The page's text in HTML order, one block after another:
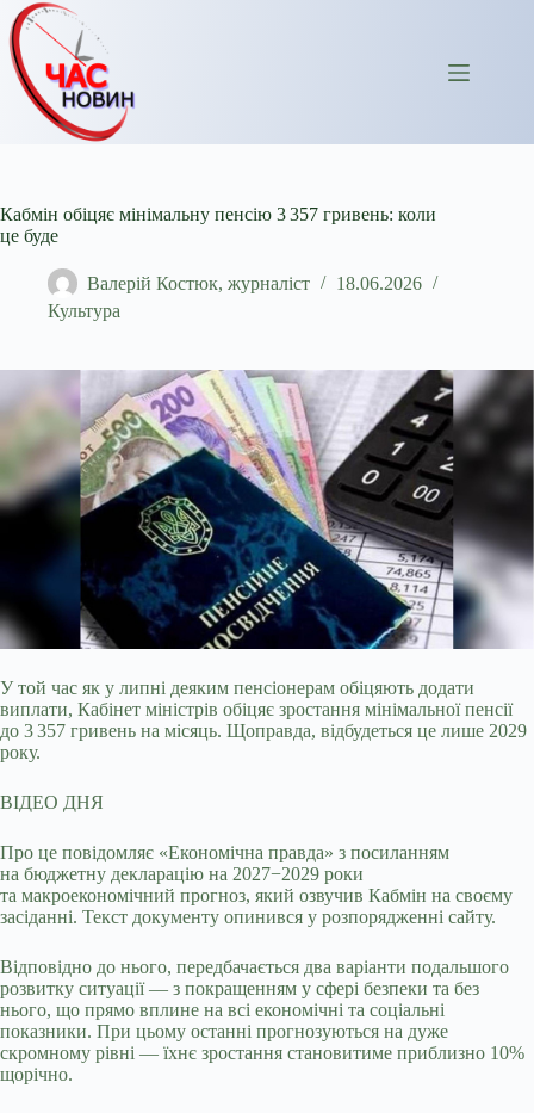
Перейти
до
вмісту
Кабмін обіцяє мінімальну пенсію 3 357 гривень: коли
це буде
Валерій Костюк, журналіст
18.06.2026
Культура
У той час як у липні деяким пенсіонерам обіцяють додати
виплати, Кабінет міністрів обіцяє зростання мінімальної пенсії
до 3 357 гривень на місяць. Щоправда, відбудеться це лише 2029
року.
ВІДЕО ДНЯ
Про це повідомляє «Економічна правда» з посиланням
на бюджетну декларацію на 2027−2029 роки
та макроекономічний прогноз, який озвучив Кабмін на своєму
засіданні. Текст документу опинився у розпорядженні сайту.
Відповідно до нього, передбачається два варіанти подальшого
розвитку ситуації — з покращенням у сфері безпеки та без
нього, що прямо вплине на всі економічні та соціальні
показники. При цьому останні прогнозуються на дуже
скромному рівні — їхнє зростання становитиме приблизно 10%
щорічно.